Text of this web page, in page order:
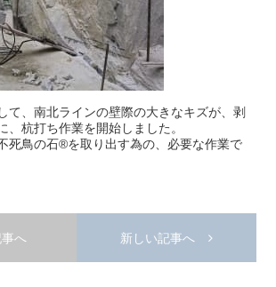
て、南北ラインの壁際の大きなキズが、剥
、杭打ち作業を開始しました。
死鳥の石®️を取り出す為の、必要な作業で
へ 新しい記事へ